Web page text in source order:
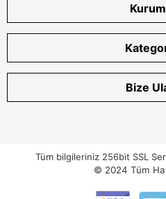
Bize
Tüm bilgileriniz 256bit SSL
© 2024 Tüm